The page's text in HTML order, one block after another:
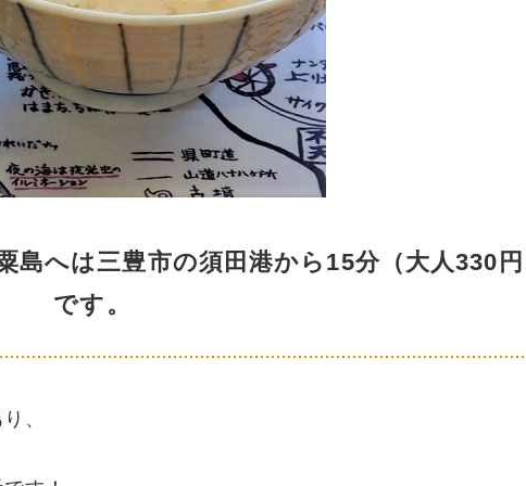
島へは三豊市の須田港から15分（大人330
です。
、